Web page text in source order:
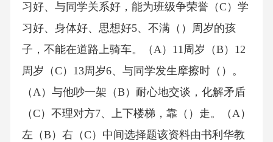
习好、与同学关系好，能为班级争荣誉（C）学
习好、身体好、思想好5、不满（）周岁的孩
子，不能在道路上骑车。（A）11周岁（B）12
周岁（C）13周岁6、与同学发生摩擦时（）。
（A）与他吵一架（B）耐心地交谈，化解矛盾
（C）不理对方7、上下楼梯，靠（）走。（A）
左（B）右（C）中间选择题该资料由书利华教